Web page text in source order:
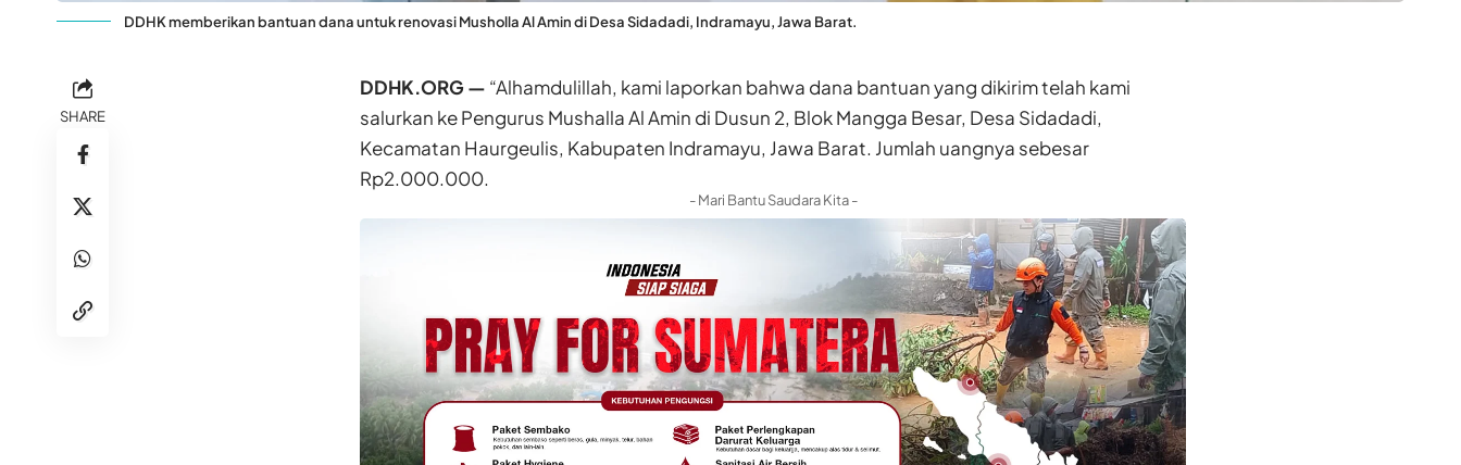
DDHK memberikan bantuan dana untuk renovasi Musholla Al Amin di Desa Sidadadi, Indramayu, Jawa Barat.
SHARE
DDHK.ORG — “Alhamdulillah, kami laporkan bahwa dana bantuan yang dikirim telah kami
salurkan ke Pengurus Mushalla Al Amin di Dusun 2, Blok Mangga Besar, Desa Sidadadi,
Kecamatan Haurgeulis, Kabupaten Indramayu, Jawa Barat. Jumlah uangnya sebesar
Rp2.000.000.
- Mari Bantu Saudara Kita -